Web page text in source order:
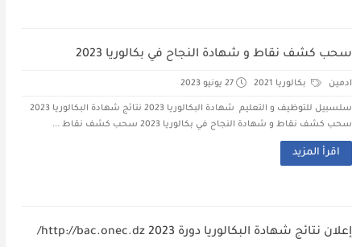
سحب كشف نقاط و شهادة النجاح في بكالوريا 2023
ادمين بكالوريا 2021 27 يونيو 2023
سلسبيل للتوظيف و التعليم شهادة البكالوريا 2023 نتائج شهادة البكالوريا 2023
سحب كشف نقاط و شهادة النجاح في بكالوريا 2023 سحب كشف نقاط ...
اقرأ المزيد
إعلان نتائج شهادة البكالوريا دورة 2023 http://bac.onec.dz/